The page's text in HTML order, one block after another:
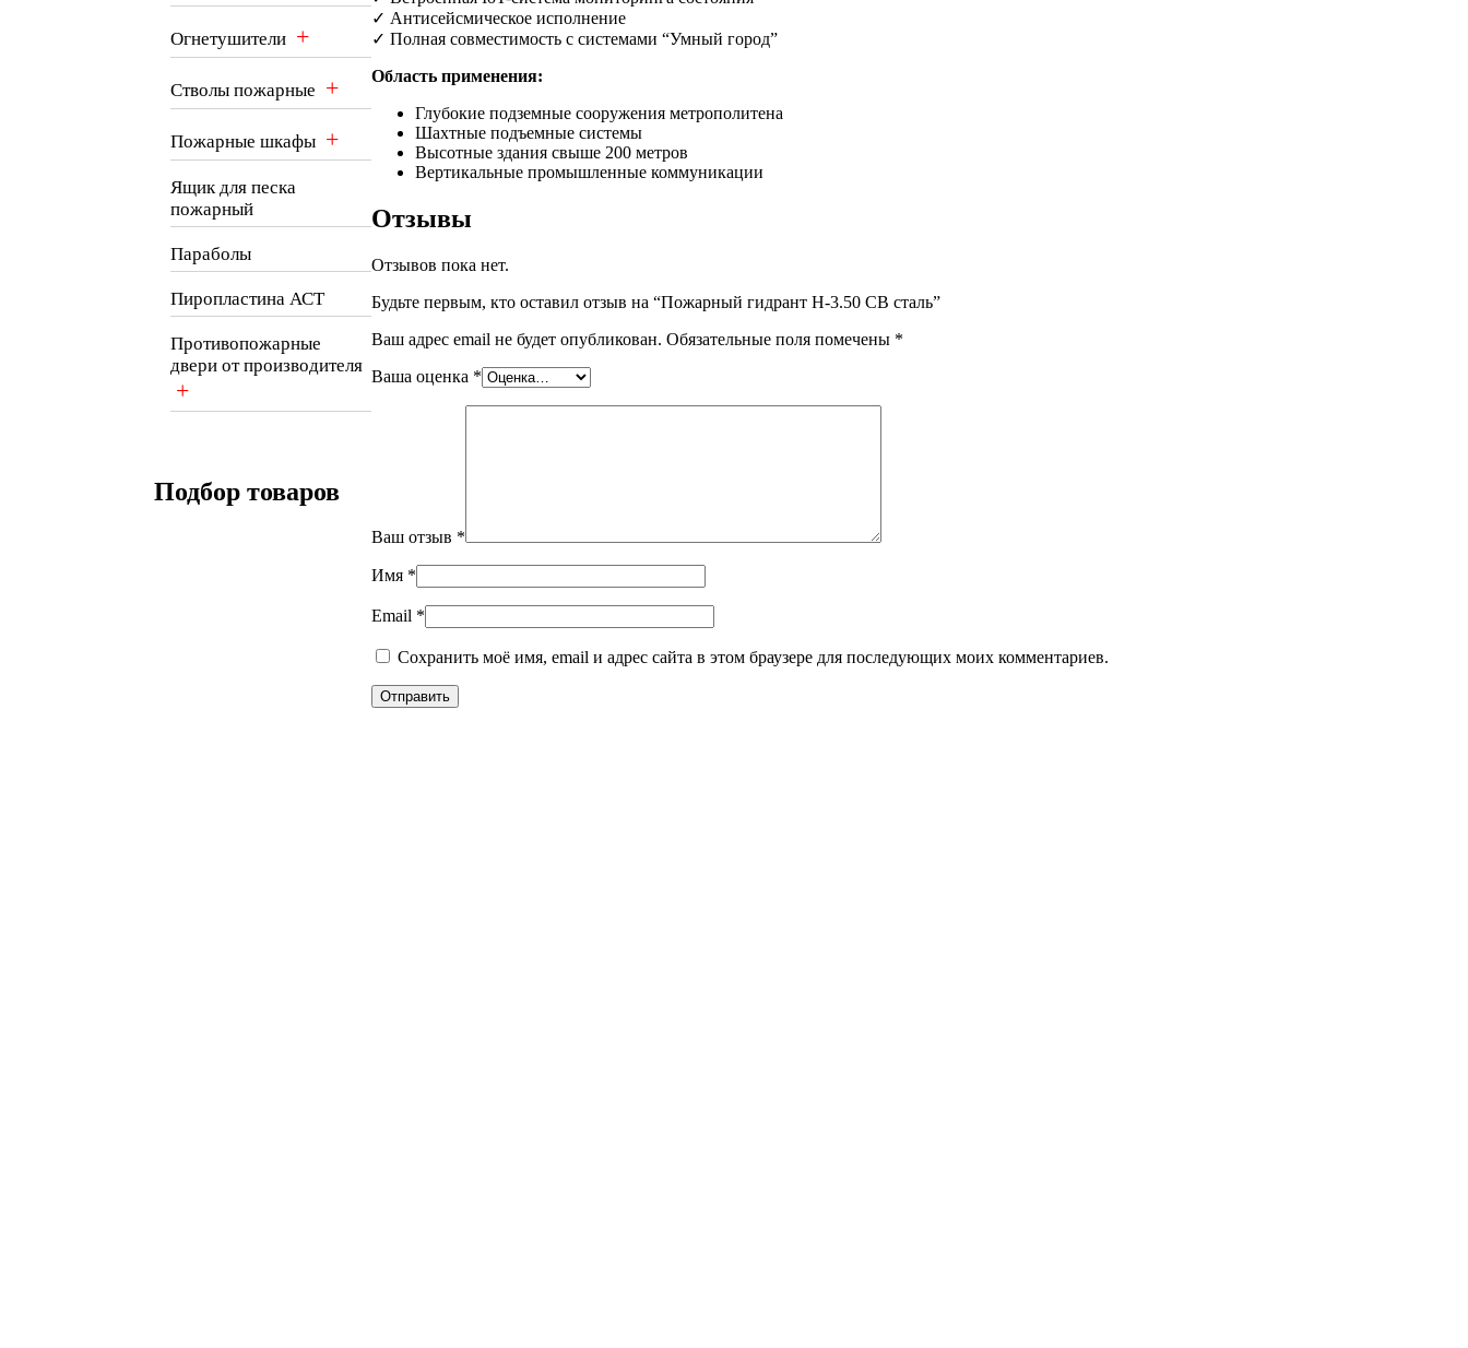
Огнетушители +
Стволы пожарные +
Пожарные шкафы +
Ящик для песка
пожарный
Параболы
Пиропластина АСТ
Противопожарные
двери от производителя
+
Подбор товаров
✓ Антисейсмическое исполнение
✓ Полная совместимость с системами “Умный город”
Область применения:
Глубокие подземные сооружения метрополитена
Шахтные подъемные системы
Высотные здания свыше 200 метров
Вертикальные промышленные коммуникации
Отзывы
Отзывов пока нет.
Будьте первым, кто оставил отзыв на “Пожарный гидрант Н-3.50 СВ сталь”
Ваш адрес email не будет опубликован. Обязательные поля помечены *
Ваша оценка *
Ваш отзыв *
Имя *
Email *
Сохранить моё имя, email и адрес сайта в этом браузере для последующих моих комментариев.